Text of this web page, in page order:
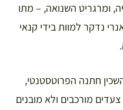
ומרגריט השנואה, – מתו
בטרם מלאו להם 30. אנרי נדקר למוות בידי קנאי
חתנה הפרוטסטנטי,
מורכבים ולא מובנים